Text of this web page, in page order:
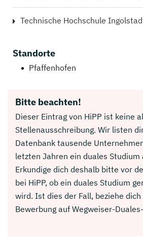
Technische Hochschule
Standorte
Pfaffenhofen
Bitte beachten!
Dieser Eintrag von HiPP ist keine
Stellenausschreibung. Wir listen
Datenbank tausende
letzten Jahren ein duales Studium
Erkundige dich deshalb bitte vor
bei HiPP, ob ein duales Studium
wird. Ist dies der Fall, beziehe
Bewerbung auf Wegweiser-